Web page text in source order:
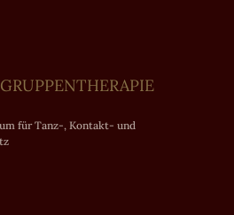
für Tanz-, Kontakt- und